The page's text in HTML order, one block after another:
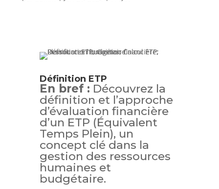
Définition ETP
En bref : Découvrez la
définition et l’approche
d’évaluation financière
d’un ETP (Équivalent
Temps Plein), un
concept clé dans la
gestion des ressources
humaines et
budgétaire.